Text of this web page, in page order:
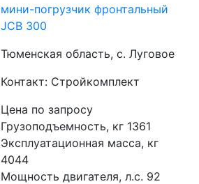
мини-погрузчик фронтальный
JCB 300
Тюменская область, с. Луговое
Контакт: Стройкомплект
Цена по запросу
Грузоподъемность, кг 1361
Эксплуатационная масса, кг
4044
Мощность двигателя, л.с. 92